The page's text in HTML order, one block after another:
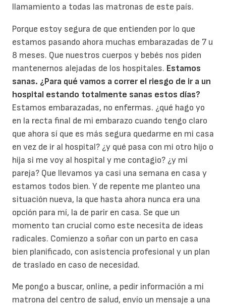
llamamiento a todas las matronas de este país.
Porque estoy segura de que entienden por lo que
estamos pasando ahora muchas embarazadas de 7 u
8 meses. Que nuestros cuerpos y bebés nos piden
mantenernos alejadas de los hospitales. Estamos
sanas. ¿Para qué vamos a correr el riesgo de ir a un
hospital estando totalmente sanas estos días?
Estamos embarazadas, no enfermas. ¿qué hago yo
en la recta final de mi embarazo cuando tengo claro
que ahora sí que es más segura quedarme en mi casa
en vez de ir al hospital? ¿y qué pasa con mi otro hijo o
hija si me voy al hospital y me contagio? ¿y mi
pareja? Que llevamos ya casi una semana en casa y
estamos todos bien. Y de repente me planteo una
situación nueva, la que hasta ahora nunca era una
opción para mí, la de parir en casa. Se que un
momento tan crucial como este necesita de ideas
radicales. Comienzo a soñar con un parto en casa
bien planificado, con asistencia profesional y un plan
de traslado en caso de necesidad.
Me pongo a buscar, online, a pedir información a mi
matrona del centro de salud, envío un mensaje a una